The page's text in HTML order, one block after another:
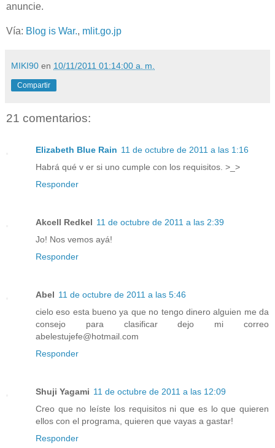
anuncie.
Vía: Blog is War., mlit.go.jp
MIKI90 en 10/11/2011 01:14:00 a. m.
Compartir
21 comentarios:
Elizabeth Blue Rain 11 de octubre de 2011 a las 1:16
Habrá qué v er si uno cumple con los requisitos. >_>
Responder
Akcell Redkel 11 de octubre de 2011 a las 2:39
Jo! Nos vemos ayá!
Responder
Abel 11 de octubre de 2011 a las 5:46
cielo eso esta bueno ya que no tengo dinero alguien me da
consejo para clasificar dejo mi correo
abelestujefe@hotmail.com
Responder
Shuji Yagami 11 de octubre de 2011 a las 12:09
Creo que no leíste los requisitos ni que es lo que quieren
ellos con el programa, quieren que vayas a gastar!
Responder